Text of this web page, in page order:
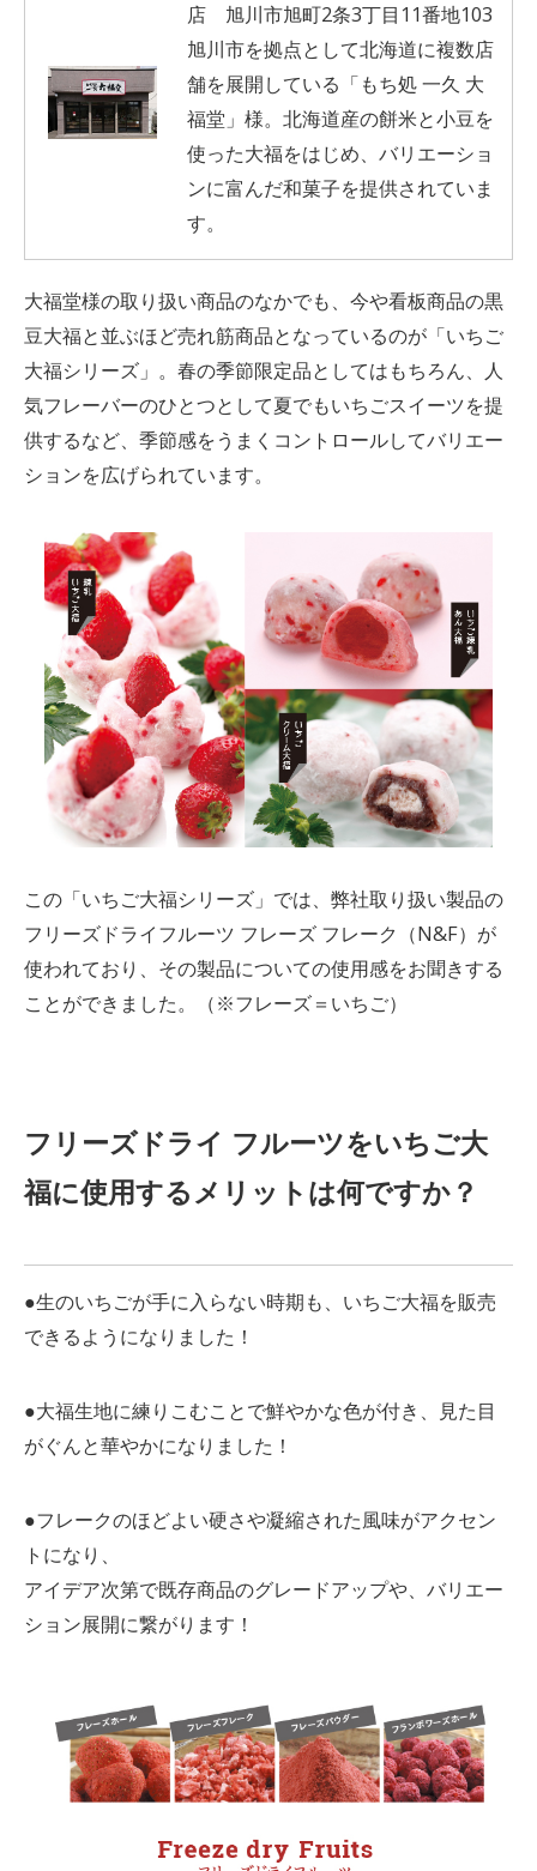
店 旭川市旭町2条3丁目11番地103
旭川市を拠点として北海道に複数店
舗を展開している「もち処 一久 大
福堂」様。北海道産の餅米と小豆を
使った大福をはじめ、バリエーショ
ンに富んだ和菓子を提供されていま
す。
大福堂様の取り扱い商品のなかでも、今や看板商品の黒
豆大福と並ぶほど売れ筋商品となっているのが「いちご
大福シリーズ」。春の季節限定品としてはもちろん、人
気フレーバーのひとつとして夏でもいちごスイーツを提
供するなど、季節感をうまくコントロールしてバリエー
ションを広げられています。
この「いちご大福シリーズ」では、弊社取り扱い製品の
フリーズドライフルーツ フレーズ フレーク（N&F）が
使われており、その製品についての使用感をお聞きする
ことができました。（※フレーズ＝いちご）
フリーズドライ フルーツをいちご大
福に使用するメリットは何ですか？
●生のいちごが手に入らない時期も、いちご大福を販売
できるようになりました！
●大福生地に練りこむことで鮮やかな色が付き、見た目
がぐんと華やかになりました！
●フレークのほどよい硬さや凝縮された風味がアクセン
トになり、
アイデア次第で既存商品のグレードアップや、バリエー
ション展開に繋がります！